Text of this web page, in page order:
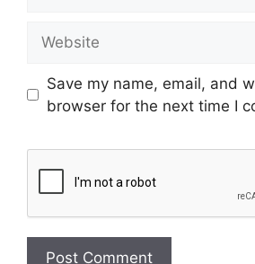
Save my name, email, and
browser for the next time I